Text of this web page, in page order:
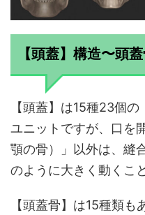
【頭蓋】構造〜頭
【頭蓋】は15種23個
ユニットですが、口を
顎の骨）」以外は、縫
のように大きく動くこ
【頭蓋骨】は15種類